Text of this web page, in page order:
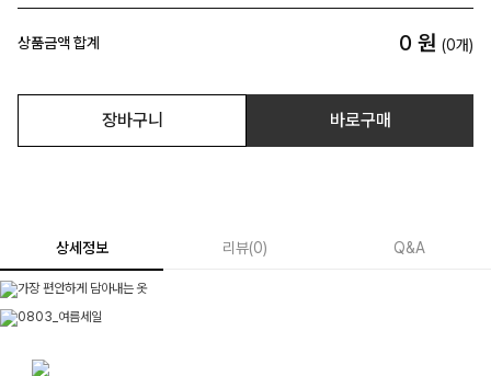
상품금액 합계 0 원 (0개)
장바구니 바로구매
상세정보 리뷰(0) Q&A